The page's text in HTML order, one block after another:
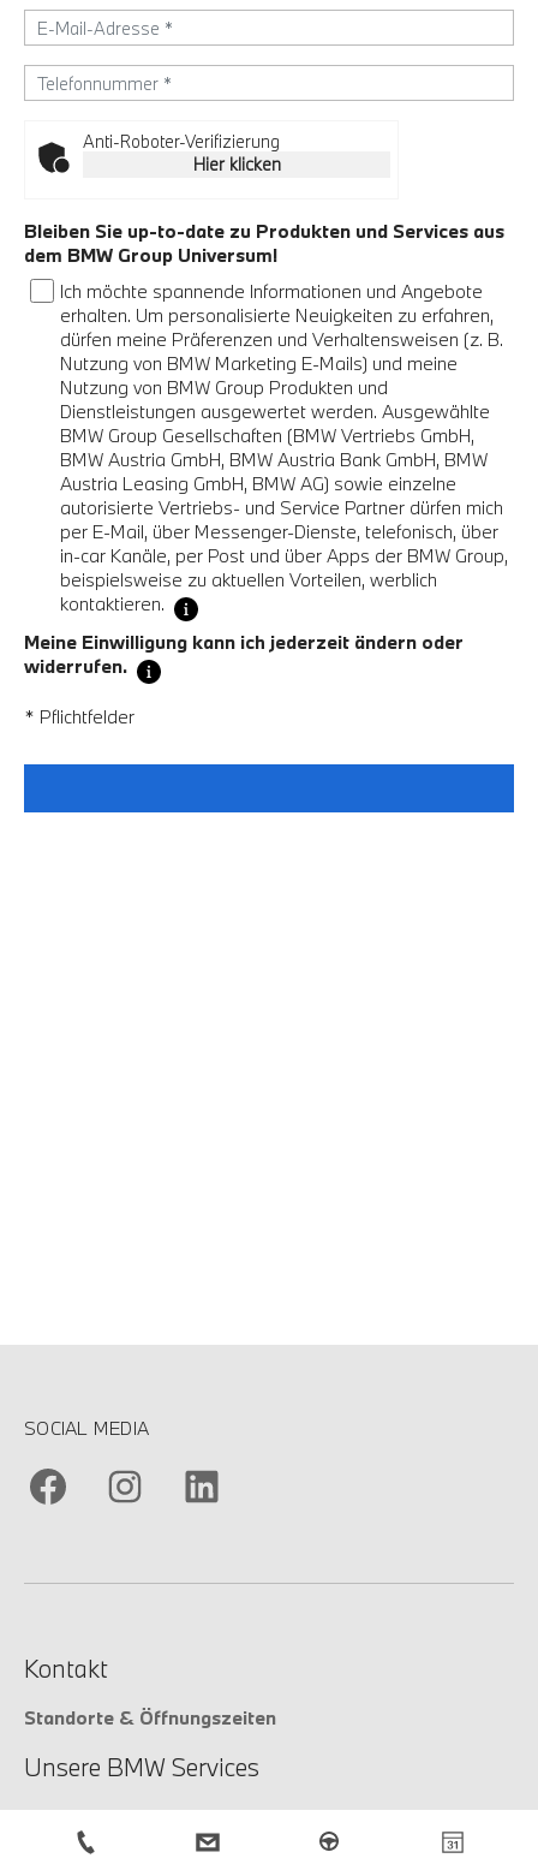
Anti-Roboter-Verifizierung
Hier klicken
Bleiben Sie up-to-date zu Produkten und Services aus
dem BMW Group Universum!
Ich möchte spannende Informationen und Angebote
erhalten. Um personalisierte Neuigkeiten zu erfahren,
dürfen meine Präferenzen und Verhaltensweisen (z. B.
Nutzung von BMW Marketing E-Mails) und meine
Nutzung von BMW Group Produkten und
Dienstleistungen ausgewertet werden. Ausgewählte
BMW Group Gesellschaften (BMW Vertriebs GmbH,
BMW Austria GmbH, BMW Austria Bank GmbH, BMW
Austria Leasing GmbH, BMW AG) sowie einzelne
autorisierte Vertriebs- und Service Partner dürfen mich
per E-Mail, über Messenger-Dienste, telefonisch, über
in-car Kanäle, per Post und über Apps der BMW Group,
beispielsweise zu aktuellen Vorteilen, werblich
kontaktieren.
Meine Einwilligung kann ich jederzeit ändern oder
widerrufen.
* Pflichtfelder
SOCIAL MEDIA
Kontakt
Standorte & Öffnungszeiten
Unsere BMW Services
Unsere Services
Service-Anfrage